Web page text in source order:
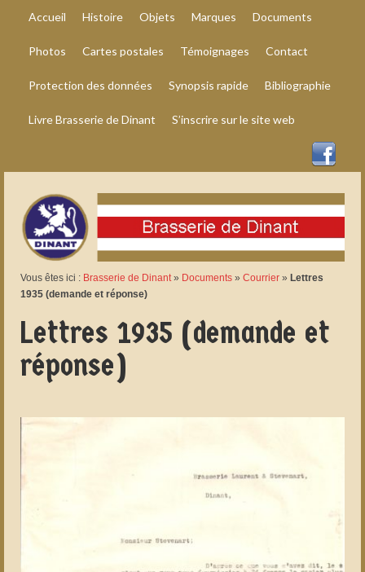
Accueil Histoire Objets Marques Documents
Photos Cartes postales Témoignages Contact
Protection des données Synopsis rapide Bibliographie
Livre Brasserie de Dinant S’inscrire sur le site web
Vous êtes ici : Brasserie de Dinant» Documents » Courrier » Lettres
1935 (demande et réponse)
Lettres 1935 (demande et
réponse)